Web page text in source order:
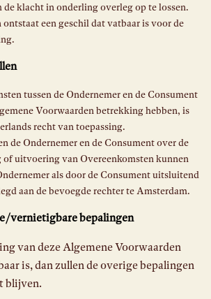
de klacht in onderling overleg op te lossen.
een geschil dat vatbaar is voor de
tussen de Ondernemer en de Consument
Voorwaarden betrekking hebben, is
recht van toepassing.
de Ondernemer en de Consument over de
uitvoering van Overeenkomsten kunnen
als door de Consument uitsluitend
aan de bevoegde rechter te Amsterdam.
vernietigbare bepalingen
van deze Algemene Voorwaarden
is, dan zullen de overige bepalingen
blijven.